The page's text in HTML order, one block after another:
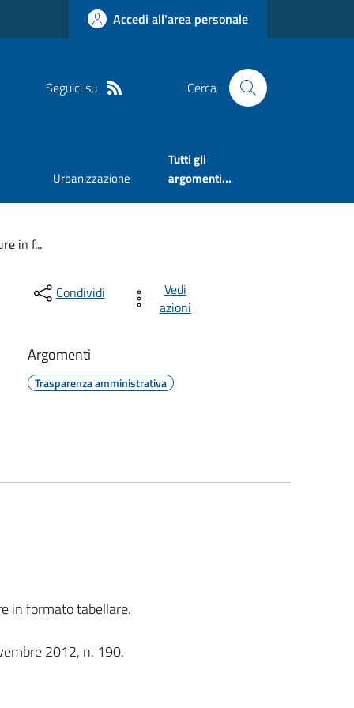
Accedi all'area personale
Seguici su Cerca
Urbanizzazione
Tutti gli
argomenti...
in f...
Condividi
Vedi
azioni
Argomenti
Trasparenza amministrativa
in formato tabellare.
2012, n. 190.